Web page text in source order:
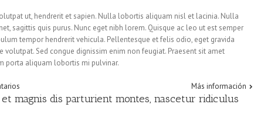
ut, hendrerit et sapien. Nulla lobortis aliquam nisl et lacinia. Nulla
sagittis quis purus. Nunc eget nibh lorem. Quisque ac leo ut est semper
tempor hendrerit vehicula. Pellentesque et felis odio, eget gravida
volutpat. Sed congue dignissim enim non feugiat. Praesent sit amet
porta aliquam lobortis mi pulvinar.
Más información
magnis dis parturient montes, nascetur ridiculus